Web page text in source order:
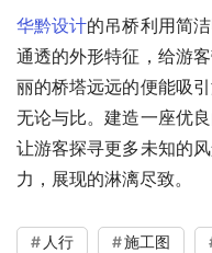
华黔设计的吊桥利用简
通透的外形特征，给游
丽的桥塔远远的便能吸
无论与比。建造一座优
让游客探寻更多未知的
力，展现的淋漓尽致。
人行 施工图